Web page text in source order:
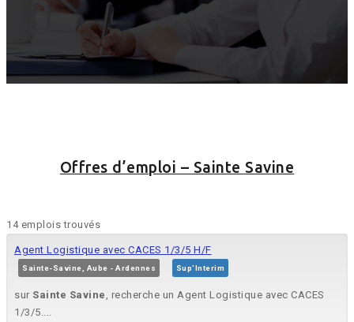
Offres d’emploi – Sainte Savine
14 emplois trouvés
Agent Logistique avec CACES 1/3/5 H/F
Sainte-Savine, Aube - Ardennes Sup'Interim
sur Sainte Savine, recherche un Agent Logistique avec CACES
1/3/5....